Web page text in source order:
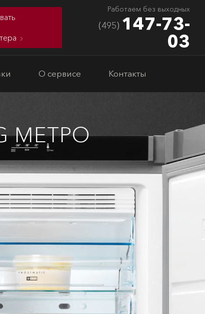
Работаем без выходных
(495) 147-73-
03
О сервисе Контакты
МЕТРО